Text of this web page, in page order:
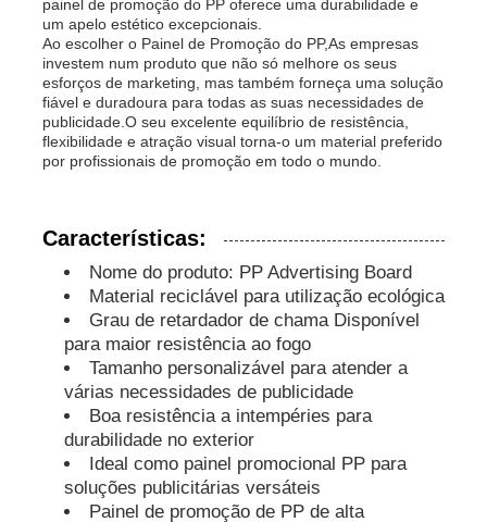
Placa plástica dos PP
Conselho de Publicidade do PP
Folha de plástico de PP
Placa PPS
Folha de Polipropileno Retardante de Chama
Os PP tornam ôca a placa da construção
Folha de Parede PP
folha do polipropileno
painel de promoção do PP oferece uma durabilidade e
um apelo estético excepcionais.
Ao escolher o Painel de Promoção do PP,As empresas
investem num produto que não só melhore os seus
esforços de marketing, mas também forneça uma solução
fiável e duradoura para todas as suas necessidades de
publicidade.O seu excelente equilíbrio de resistência,
flexibilidade e atração visual torna-o um material preferido
por profissionais de promoção em todo o mundo.
Características:
Nome do produto: PP Advertising Board
Material reciclável para utilização ecológica
Grau de retardador de chama Disponível
para maior resistência ao fogo
Tamanho personalizável para atender a
várias necessidades de publicidade
Boa resistência a intempéries para
durabilidade no exterior
Ideal como painel promocional PP para
soluções publicitárias versáteis
Painel de promoção de PP de alta